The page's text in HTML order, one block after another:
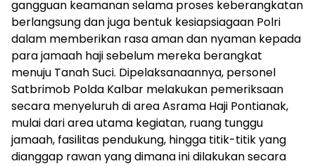
gangguan keamanan selama proses keberangkatan
berlangsung dan juga bentuk kesiapsiagaan Polri
dalam memberikan rasa aman dan nyaman kepada
para jamaah haji sebelum mereka berangkat
menuju Tanah Suci. Dipelaksanaannya, personel
Satbrimob Polda Kalbar melakukan pemeriksaan
secara menyeluruh di area Asrama Haji Pontianak,
mulai dari area utama kegiatan, ruang tunggu
jamaah, fasilitas pendukung, hingga titik-titik yang
dianggap rawan yang dimana ini dilakukan secara